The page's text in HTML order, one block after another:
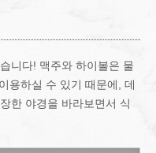
니다! 맥주와 하이볼은 물
용하실 수 있기 때문에, 데
한 야경을 바라보면서 식